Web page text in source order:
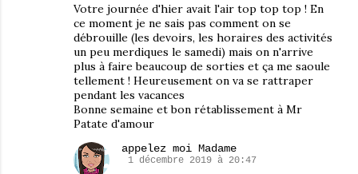
Votre journée d'hier avait l'air top top top ! En
ce moment je ne sais pas comment on se
débrouille (les devoirs, les horaires des activités
un peu merdiques le samedi) mais on n'arrive
plus à faire beaucoup de sorties et ça me saoule
tellement ! Heureusement on va se rattraper
pendant les vacances
Bonne semaine et bon rétablissement à Mr
Patate d'amour
appelez moi Madame
1 décembre 2019 à 20:47